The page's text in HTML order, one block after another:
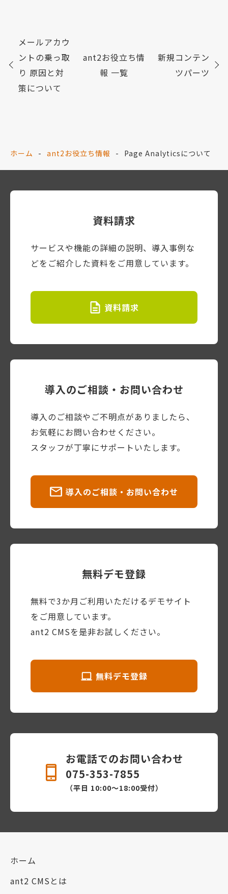
メールアカウ
ントの乗っ取
り 原因と対
策について
ant2お役立ち情
報 一覧
新規コンテン
ツパーツ
ホーム ant2お役立ち情報 Page Analyticsについて
資料請求
サービスや機能の詳細の説明、導入事例な
どをご紹介した資料をご用意しています。
資料請求
導入のご相談・お問い合わせ
導入のご相談やご不明点がありましたら、
お気軽にお問い合わせください。
スタッフが丁寧にサポートいたします。
導入のご相談・お問い合わせ
無料デモ登録
無料で3か月ご利用いただけるデモサイト
をご用意しています。
ant2 CMSを是非お試しください。
無料デモ登録
お電話でのお問い合わせ
075-353-7855
（平日 10:00〜18:00受付）
ホーム
ant2 CMSとは